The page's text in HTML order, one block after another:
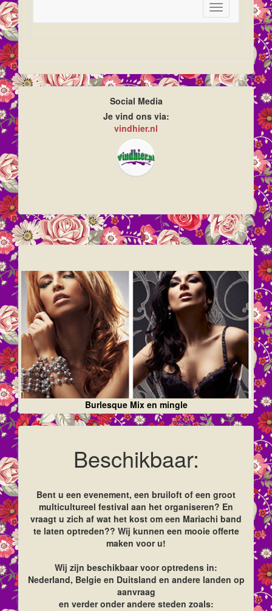
Toggle
navigation
Social Media
Je vind ons via:
vindhier.nl
Burlesque Mix en mingle
Beschikbaar:
Bent u een evenement, een bruiloft of een groot
multicultureel festival aan het organiseren? En
vraagt u zich af wat het kost om een Mariachi band
te laten optreden?? Wij kunnen een mooie offerte
maken voor u!
Wij zijn beschikbaar voor optredens in:
Nederland, Belgie en Duitsland en andere landen op
aanvraag
en verder onder andere steden zoals: